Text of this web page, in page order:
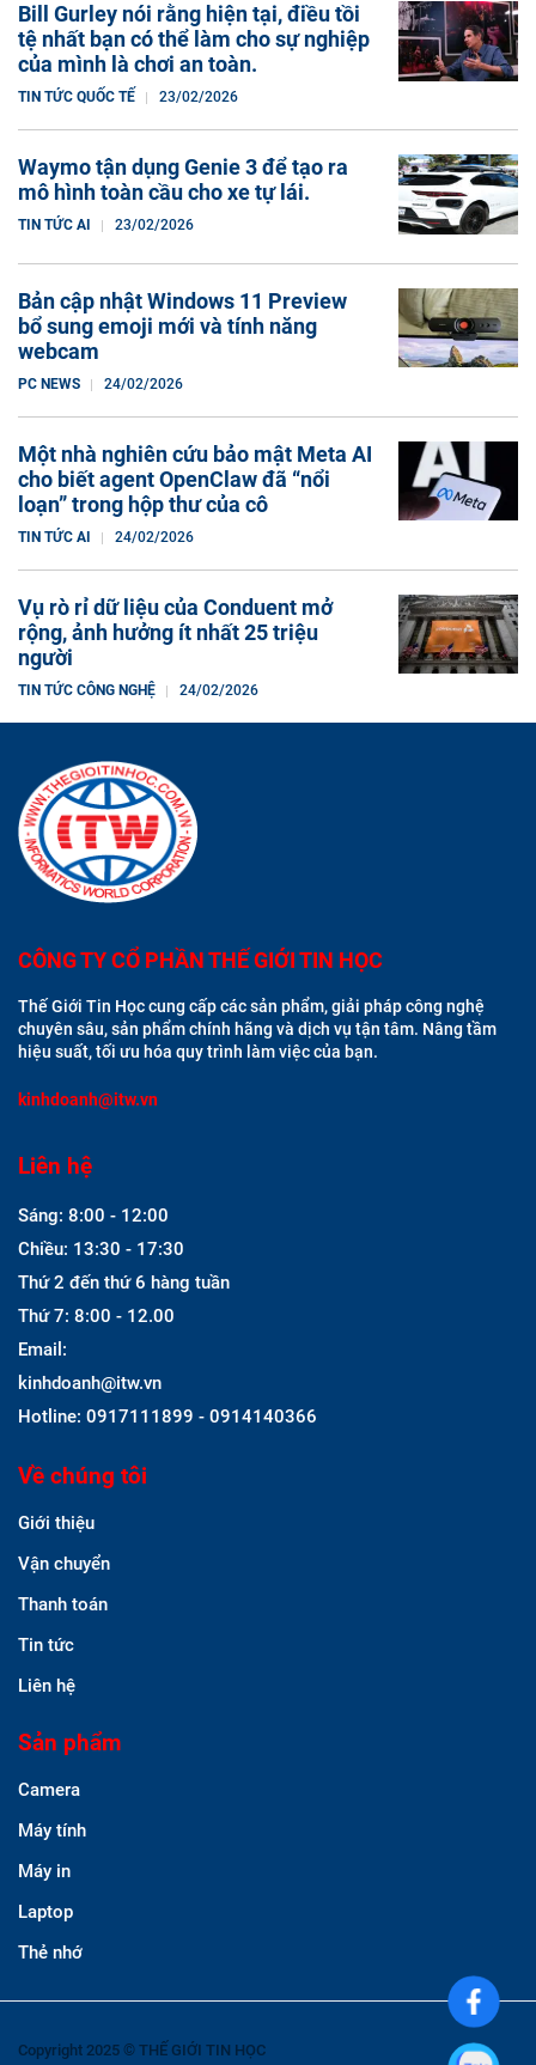
Bill Gurley nói rằng hiện tại, điều tồi
tệ nhất bạn có thể làm cho sự nghiệp
của mình là chơi an toàn.
TIN TỨC QUỐC TẾ 23/02/2026
Waymo tận dụng Genie 3 để tạo ra
mô hình toàn cầu cho xe tự lái.
TIN TỨC AI 23/02/2026
Bản cập nhật Windows 11 Preview
bổ sung emoji mới và tính năng
webcam
PC NEWS 24/02/2026
Một nhà nghiên cứu bảo mật Meta AI
cho biết agent OpenClaw đã “nổi
loạn” trong hộp thư của cô
TIN TỨC AI 24/02/2026
Vụ rò rỉ dữ liệu của Conduent mở
rộng, ảnh hưởng ít nhất 25 triệu
người
TIN TỨC CÔNG NGHỆ 24/02/2026
CÔNG TY CỔ PHẦN THẾ GIỚI TIN HỌC
Thế Giới Tin Học cung cấp các sản phẩm, giải pháp công nghệ
chuyên sâu, sản phẩm chính hãng và dịch vụ tận tâm. Nâng tầm
hiệu suất, tối ưu hóa quy trình làm việc của bạn.
kinhdoanh@itw.vn
Liên hệ
Sáng: 8:00 - 12:00
Chiều: 13:30 - 17:30
Thứ 2 đến thứ 6 hàng tuần
Thứ 7: 8:00 - 12.00
Email:
kinhdoanh@itw.vn
Hotline: 0917111899 - 0914140366
Về chúng tôi
Giới thiệu
Vận chuyển
Thanh toán
Tin tức
Liên hệ
Sản phẩm
Camera
Máy tính
Máy in
Laptop
Thẻ nhớ
Copyright 2025 © THẾ GIỚI TIN HỌC